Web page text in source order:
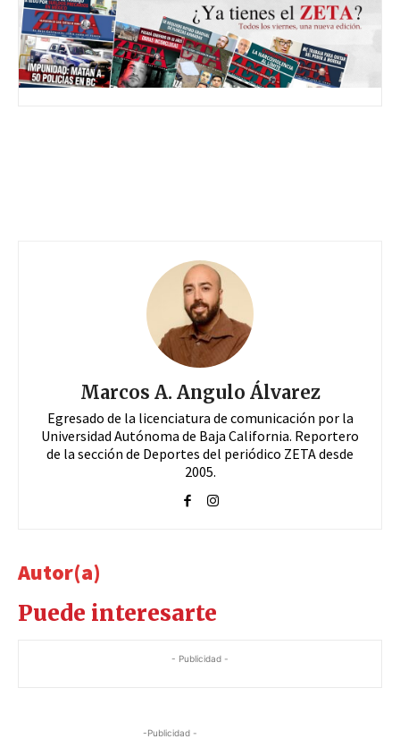
Marcos A. Angulo Álvarez
Egresado de la licenciatura de comunicación por la
Universidad Autónoma de Baja California. Reportero
de la sección de Deportes del periódico ZETA desde
2005.
Autor(a)
Puede interesarte
- Publicidad -
-Publicidad -